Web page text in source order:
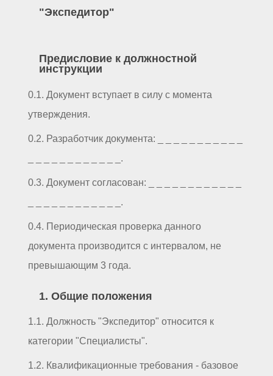
"Экспедитор"
Предисловие к должностной
инструкции
0.1. Документ вступает в силу с момента
утверждения.
0.2. Разработчик документа: _ _ _ _ _ _ _ _ _ _ _
_ _ _ _ _ _ _ _ _ _ _ _.
0.3. Документ согласован: _ _ _ _ _ _ _ _ _ _ _ _
_ _ _ _ _ _ _ _ _ _ _ _.
0.4. Периодическая проверка данного
документа производится с интервалом, не
превышающим 3 года.
1. Общие положения
1.1. Должность "Экспедитор" относится к
категории "Специалисты".
1.2. Квалификационные требования - базовое